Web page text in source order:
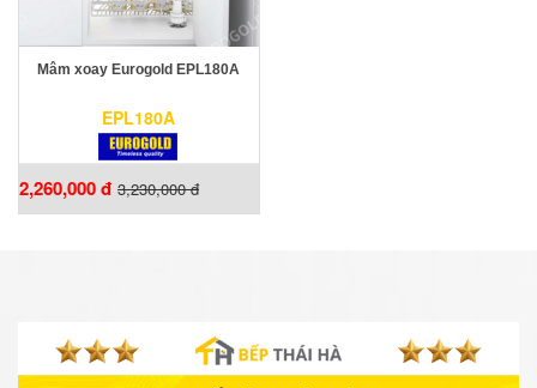
Mâm xoay Eurogold EPL180A
EPL180A
2,260,000 đ 3,230,000 đ